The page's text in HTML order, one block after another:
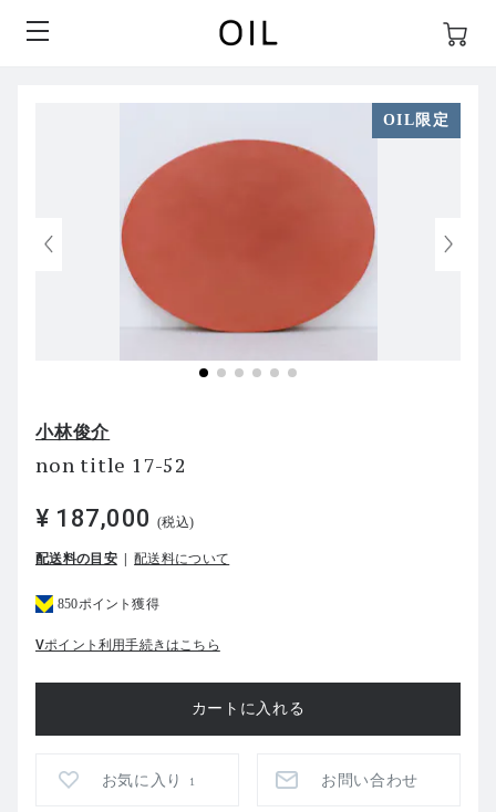
OIL限定
小林俊介
non title 17-52
¥ 187,000 (税込)
配送料の目安 配送料について
850ポイント獲得
Vポイント利用手続きはこちら
お気に入り 1 お問い合わせ